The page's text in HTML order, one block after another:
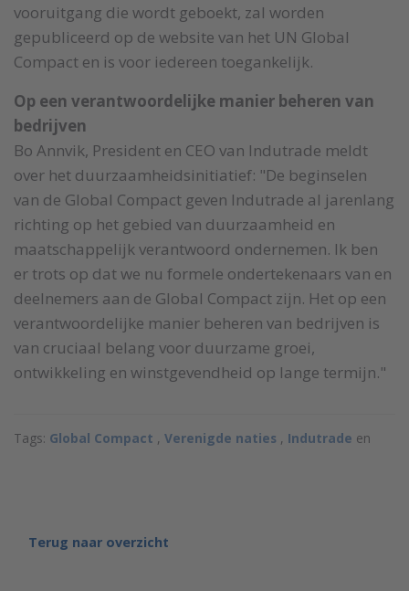
vooruitgang die wordt geboekt, zal worden
gepubliceerd op de website van het UN Global
Compact en is voor iedereen toegankelijk.
Op een verantwoordelijke manier beheren van
bedrijven
Bo Annvik, President en CEO van Indutrade meldt
over het duurzaamheidsinitiatief: "De beginselen
van de Global Compact geven Indutrade al jarenlang
richting op het gebied van duurzaamheid en
maatschappelijk verantwoord ondernemen. Ik ben
er trots op dat we nu formele ondertekenaars van en
deelnemers aan de Global Compact zijn. Het op een
verantwoordelijke manier beheren van bedrijven is
van cruciaal belang voor duurzame groei,
ontwikkeling en winstgevendheid op lange termijn."
Tags: Global Compact , Verenigde naties , Indutrade en
Terug naar overzicht